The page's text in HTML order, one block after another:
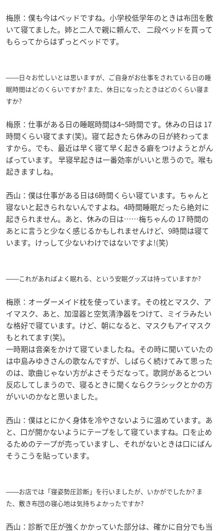
梅原：僕も今はベッドですね。小学校低学年のときは布団を敷
いて寝てました。姉と二人で親に頼んで、 二段ベッドを買って
もらってからはずっとベッドです。
――日々お忙しいとは思いますが、ご自身がお仕事をされている日の睡
眠時間はどのくらいですか? また、休日になったときはどのくらい寝ま
すか?
梅原：仕事がある日の睡眠時間は4~5時間です。休みの日は 17
時間くらい寝てます(笑)。寝て起きたら休みの日が終わってま
すから。でも、最近は早く寝て早く起きる癖をつけようとがん
ばっています。 早寝早起きは一番効率がいいと思うので。喉も
起きますしね。
西山：僕は仕事がある日は6時間くらい寝ています。ちゃんと
寝ないと起きられないんですよね。4時間睡眠だったら絶対に
起きられません。あと、休みの日は……梅ちゃんの 17 時間の
あとに言うと少なく感じるかもしれませんけど、9時間は寝て
います。けっして少ないわけではないですよ!(笑)
――これがあればよく眠れる、という安眠グッズは持っていますか?
梅原：オーダーメイド枕を使っています。その枕とマスク、ア
イマスク、あと、加湿器と空気清浄器をつけて、ミイラみたい
な格好で寝ています。けど、朝になると、マスクもアイマスク
もとれてます(笑)。
一時期は音楽をかけて寝ていましたね。その時に聞いていたの
は中島みゆきさんの歌なんですが、しばらく続けてみて思った
のは、歌曲じゃない方がよさそうだなって。歌詞があるとつい
反応してしまうので、寝るときに聞くならクラシックとかの方
がいいのかなと思いました。
西山：僕はとにかく身体を冷やさないように温めています。あ
と、口が開かないようにテープをして寝ていますね。口を止め
るためのテープが売っていますし、それがないときは口にばん
そうこうを貼っています。
――お店では「寝姿勢圧診断」を行いましたが、いかがでしたか? ま
た、敷き布団の寝心地は気持ちよかったですか?
西山：診断で圧が強くかかっていた部分は、確かに自分でも当